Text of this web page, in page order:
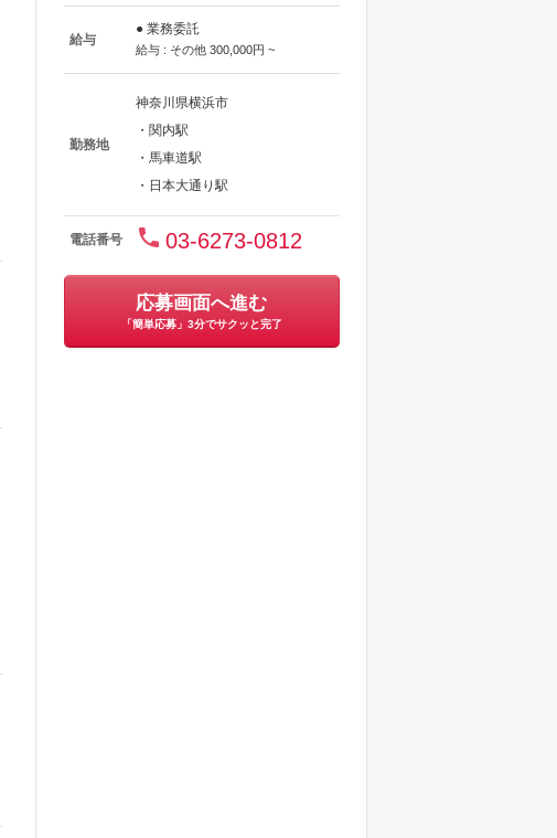
給与
● 業務委託
給与 : その他 300,000円 ~
勤務地
神奈川県横浜市
・関内駅
・馬車道駅
・日本大通り駅
電話番号 03-6273-0812
応募画面へ進む
「簡単応募」3分でサクッと完了